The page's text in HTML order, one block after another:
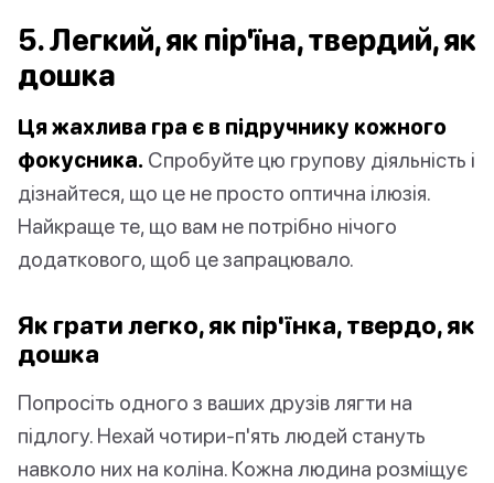
5. Легкий, як пір'їна, твердий, як
дошка
Ця жахлива гра є в підручнику кожного
фокусника. Спробуйте цю групову діяльність і
дізнайтеся, що це не просто оптична ілюзія.
Найкраще те, що вам не потрібно нічого
додаткового, щоб це запрацювало.
Як грати легко, як пір'їнка, твердо, як
дошка
Попросіть одного з ваших друзів лягти на
підлогу. Нехай чотири-п'ять людей стануть
навколо них на коліна. Кожна людина розміщує